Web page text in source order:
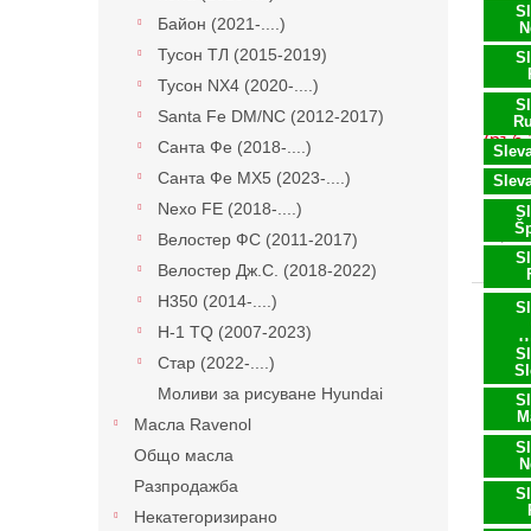
Байон (2021-....)
Тусон ТЛ (2015-2019)
Тусон NX4 (2020-....)
Santa Fe DM/NC (2012-2017)
Санта Фе (2018-....)
Санта Фе MX5 (2023-....)
Nexo FE (2018-....)
Велостер ФС (2011-2017)
Велостер Дж.С. (2018-2022)
H350 (2014-....)
H-1 TQ (2007-2023)
Стар (2022-....)
Моливи за рисуване Hyundai
Масла Ravenol
Общо масла
Разпродажба
Некатегоризирано
д
т
(ръб
29,12